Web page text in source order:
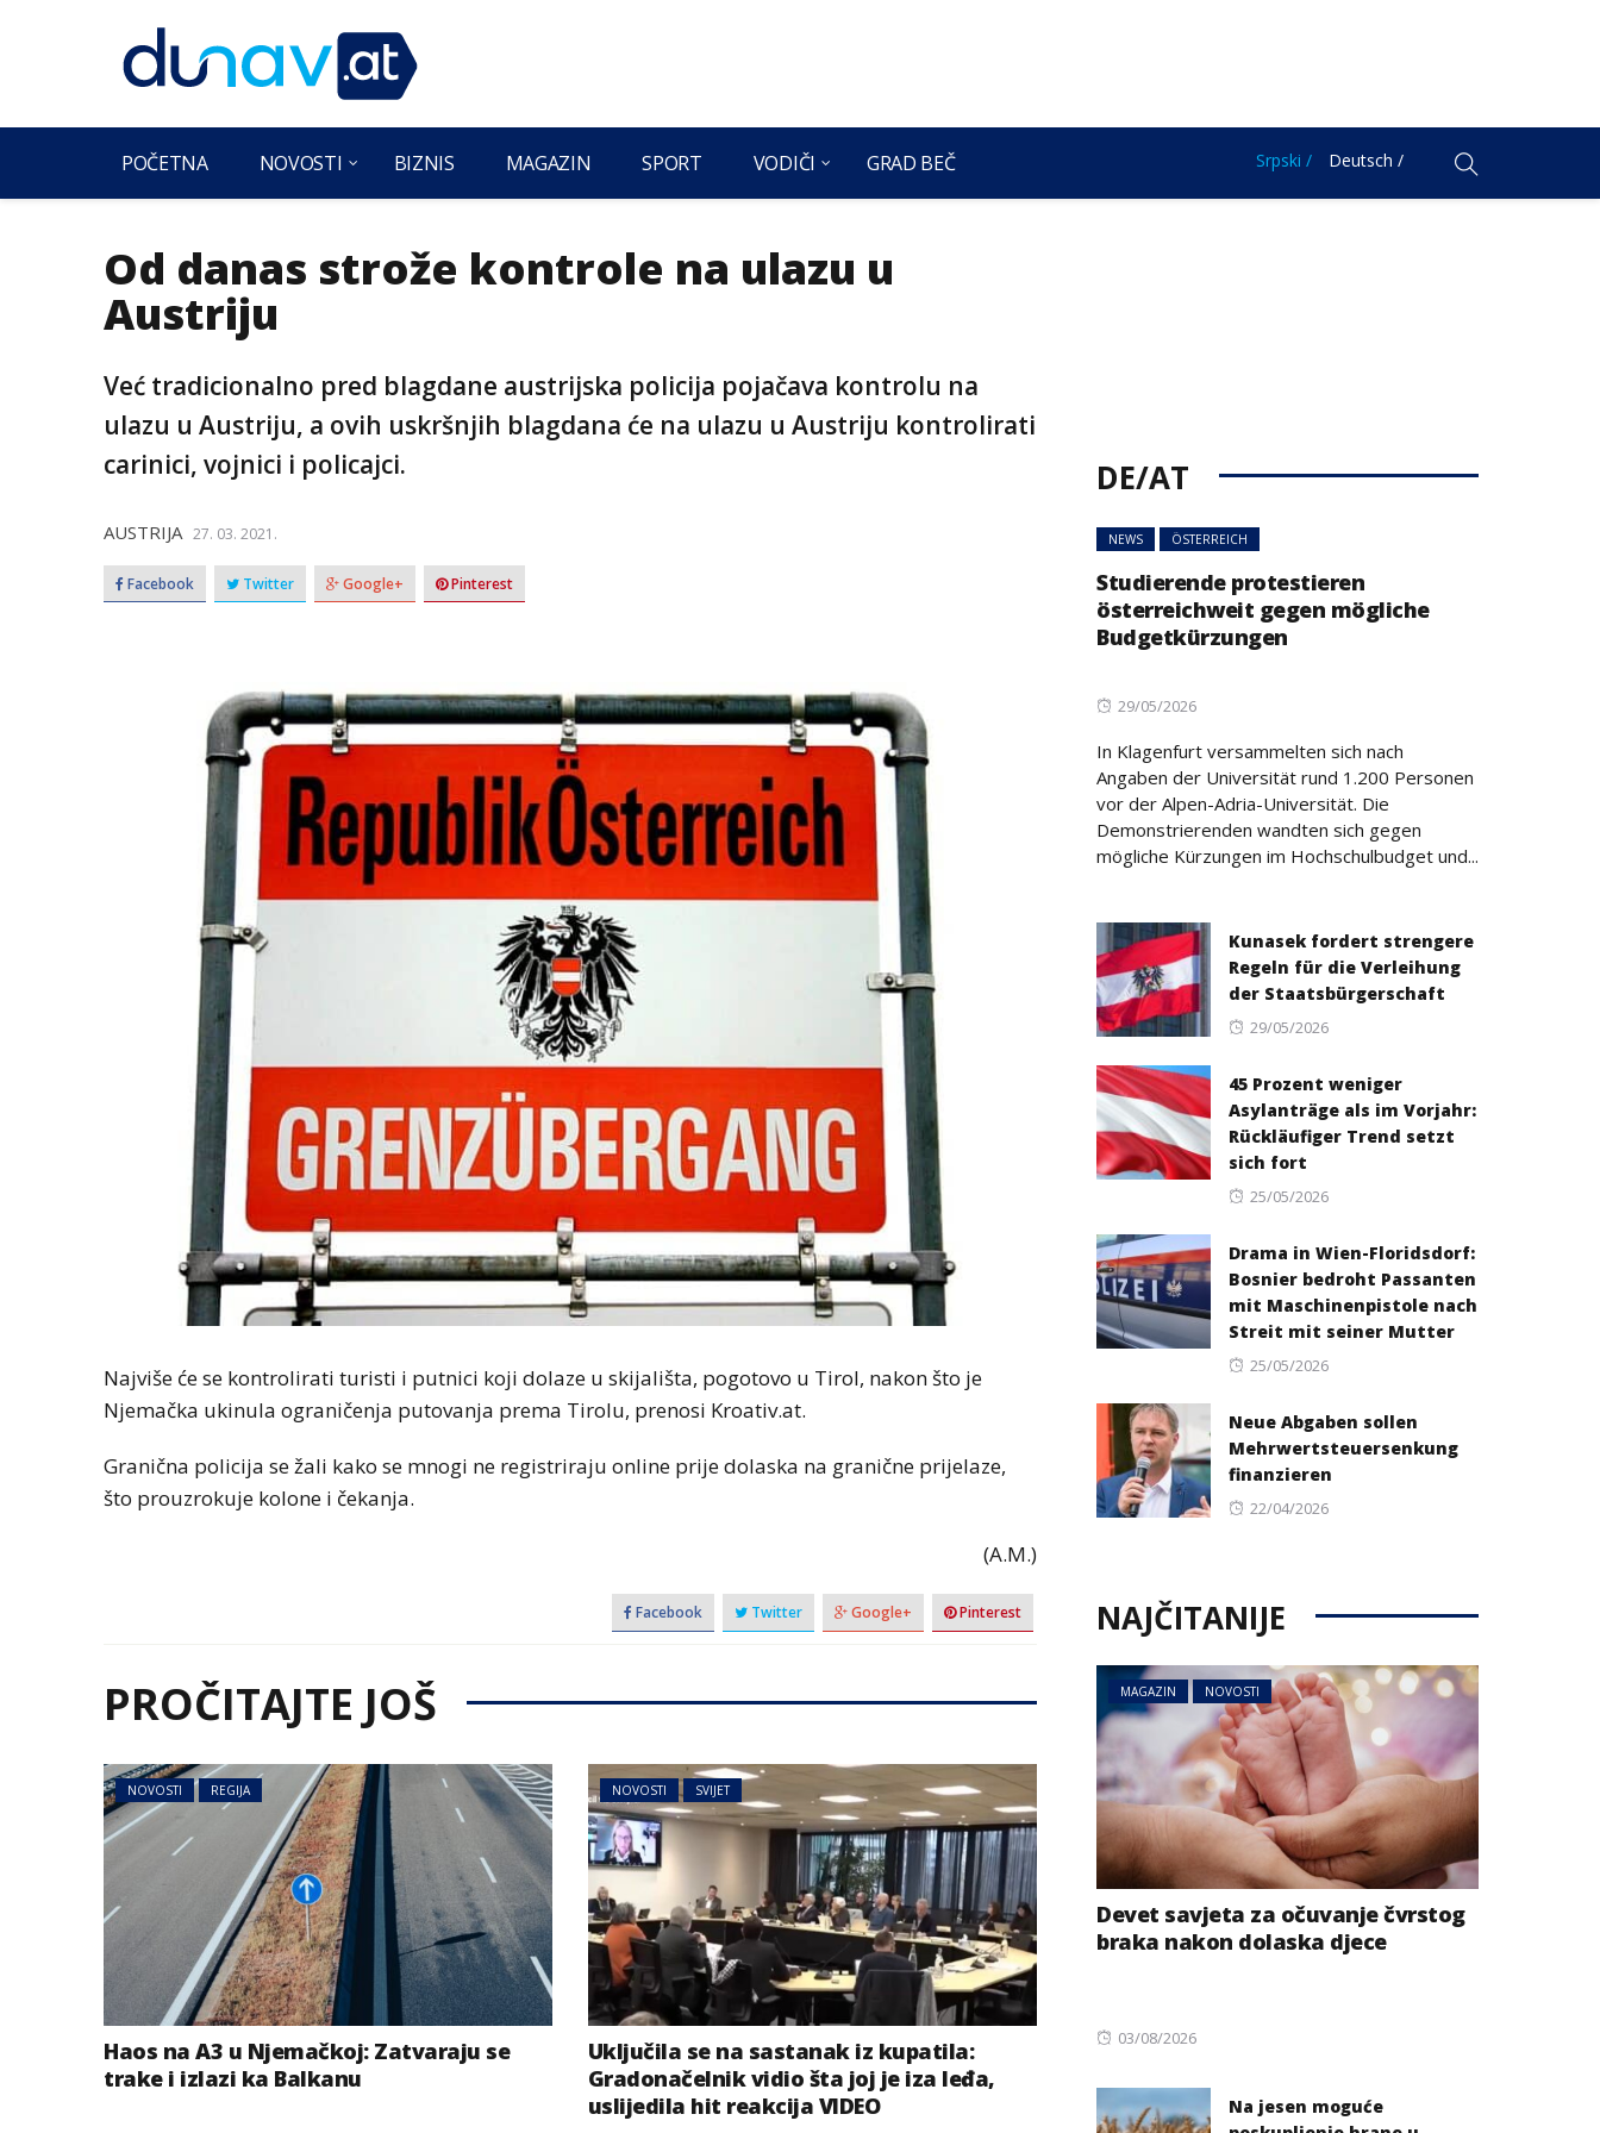
POČETNA NOVOSTI BIZNIS MAGAZIN SPORT VODIČI GRAD BEČ Srpski / Deutsch /
Od danas strože kontrole na ulazu u
Austriju
Već tradicionalno pred blagdane austrijska policija pojačava kontrolu na
ulazu u Austriju, a ovih uskršnjih blagdana će na ulazu u Austriju kontrolirati
carinici, vojnici i policajci.
AUSTRIJA 27. 03. 2021.
Facebook Twitter Google+ Pinterest
Najviše će se kontrolirati turisti i putnici koji dolaze u skijališta, pogotovo u Tirol, nakon što je
Njemačka ukinula ograničenja putovanja prema Tirolu, prenosi Kroativ.at.
Granična policija se žali kako se mnogi ne registriraju online prije dolaska na granične prijelaze,
što prouzrokuje kolone i čekanja.
(A.M.)
Facebook Twitter Google+ Pinterest
PROČITAJTE JOŠ
NOVOSTI REGIJA
Haos na A3 u Njemačkoj: Zatvaraju se
trake i izlazi ka Balkanu
NOVOSTI SVIJET
Uključila se na sastanak iz kupatila:
Gradonačelnik vidio šta joj je iza leđa,
uslijedila hit reakcija VIDEO
DE/AT
NEWS ÖSTERREICH
Studierende protestieren
österreichweit gegen mögliche
Budgetkürzungen
Posted
29/05/2026
In Klagenfurt versammelten sich nach
Angaben der Universität rund 1.200 Personen
vor der Alpen-Adria-Universität. Die
Demonstrierenden wandten sich gegen
mögliche Kürzungen im Hochschulbudget und...
Kunasek fordert strengere
Regeln für die Verleihung
der Staatsbürgerschaft
Posted
29/05/2026
45 Prozent weniger
Asylanträge als im Vorjahr:
Rückläufiger Trend setzt
sich fort
Posted
25/05/2026
Drama in Wien-Floridsdorf:
Bosnier bedroht Passanten
mit Maschinenpistole nach
Streit mit seiner Mutter
Posted
25/05/2026
Neue Abgaben sollen
Mehrwertsteuersenkung
finanzieren
Posted
22/04/2026
NAJČITANIJE
MAGAZIN NOVOSTI
Devet savjeta za očuvanje čvrstog
braka nakon dolaska djece
Posted
03/08/2026
Na jesen moguće